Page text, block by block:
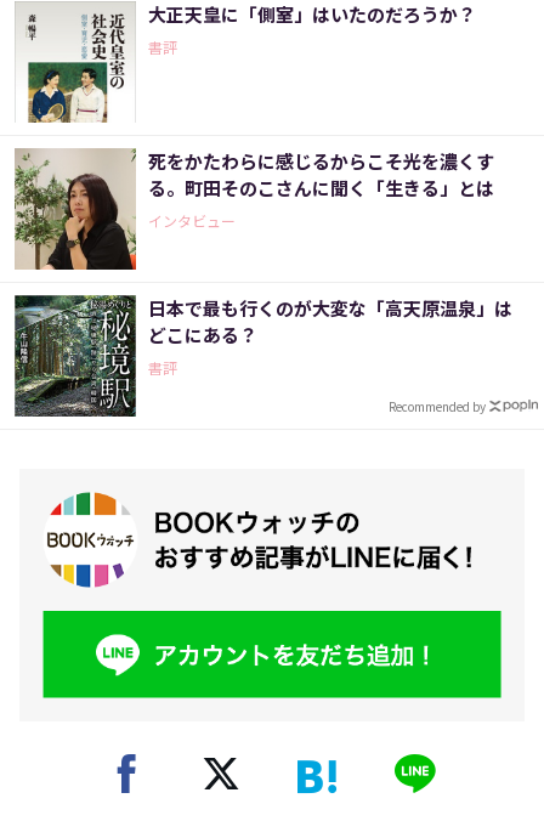
大正天皇に「側室」はいたのだろうか？
書評
死をかたわらに感じるからこそ光を濃くす
る。町田そのこさんに聞く「生きる」とは
インタビュー
日本で最も行くのが大変な「高天原温泉」は
どこにある？
書評
Recommended by